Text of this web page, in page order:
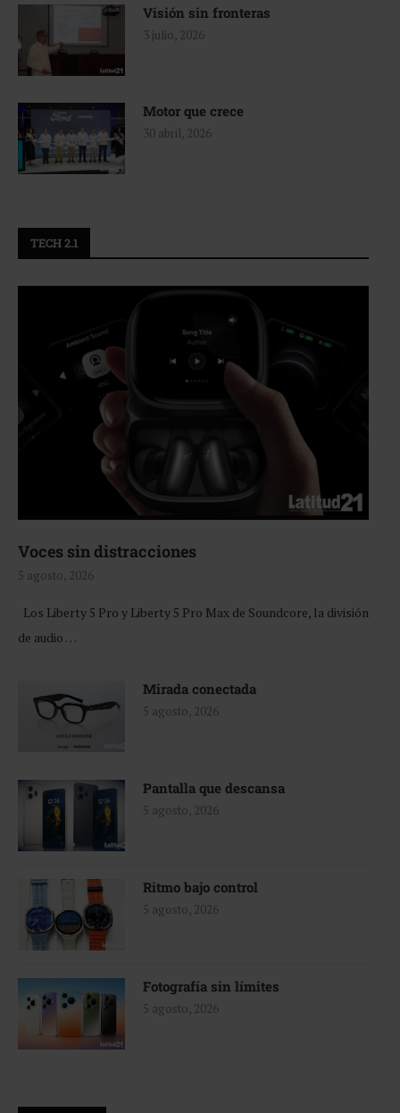
Visión sin fronteras
3 julio, 2026
Motor que crece
30 abril, 2026
TECH 2.1
Voces sin distracciones
5 agosto, 2026
Los Liberty 5 Pro y Liberty 5 Pro Max de Soundcore, la división
de audio …
Mirada conectada
5 agosto, 2026
Pantalla que descansa
5 agosto, 2026
Ritmo bajo control
5 agosto, 2026
Fotografía sin límites
5 agosto, 2026